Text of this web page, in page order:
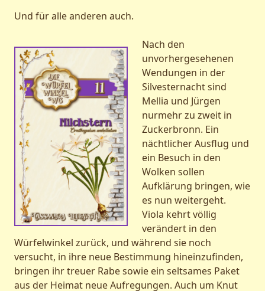
Und für alle anderen auch.
Nach den
unvorhergesehenen
Wendungen in der
Silvesternacht sind
Mellia und Jürgen
nurmehr zu zweit in
Zuckerbronn. Ein
nächtlicher Ausflug und
ein Besuch in den
Wolken sollen
Aufklärung bringen, wie
es nun weitergeht.
Viola kehrt völlig
verändert in den
Würfelwinkel zurück, und während sie noch
versucht, in ihre neue Bestimmung hineinzufinden,
bringen ihr treuer Rabe sowie ein seltsames Paket
aus der Heimat neue Aufregungen. Auch um Knut